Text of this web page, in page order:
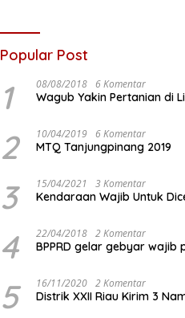
Popular Post
1 08/08/2018 6 Komentar
Wagub Yakin Pertanian di
2 10/04/2019 6 Komentar
MTQ Tanjungpinang 2019
3 15/04/2021 3 Komentar
Kendaraan Wajib Untuk
4 22/04/2018 2 Komentar
BPPRD gelar gebyar wajib
5 16/11/2020 2 Komentar
Distrik XXII Riau Kirim 3